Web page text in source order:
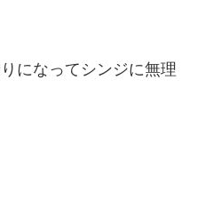
になってシンジに無理